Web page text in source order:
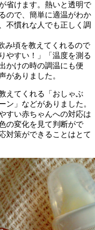
省けます。熱いと透明で
ので、簡単に適温がわか
不慣れな人でも正しく調
み頃を教えてくれるので
やすい！」「温度を測る
かけの時の調温にも便
がありました。
えてくれる「おしゃぶ
ン」などがありました。
すい赤ちゃんへの対応は
の変化を見て判断がで
対策ができることはとて